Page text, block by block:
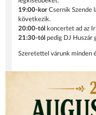
19:00-korCsernik Szende
következik.
20:00-tól
koncertet ad az
21:30-tól pedig DJ Huszár
Szeretettel várunk minden